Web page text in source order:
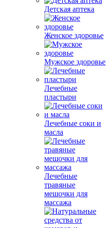
Детская аптека
Женское здоровье
Мужское здоровье
Лечебные
пластыри
Лечебные соки и
масла
Лечебные
травяные
мешочки для
массажа